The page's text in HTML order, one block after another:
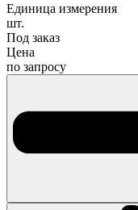
Единица измерения
шт.
Под заказ
Цена
по запросу